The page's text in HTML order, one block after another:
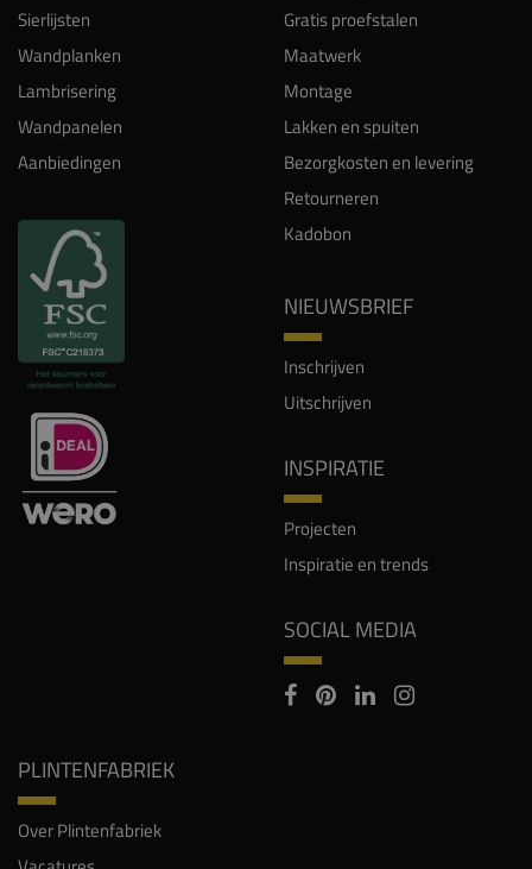
Sierlijsten
Wandplanken
Lambrisering
Wandpanelen
Aanbiedingen
Gratis proefstalen
Maatwerk
Montage
Lakken en spuiten
Bezorgkosten en levering
Retourneren
Kadobon
NIEUWSBRIEF
Inschrijven
Uitschrijven
INSPIRATIE
Projecten
Inspiratie en trends
SOCIAL MEDIA
PLINTENFABRIEK
Over Plintenfabriek